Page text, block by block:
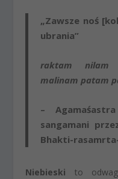
„Zawsze noś
ubrania”
raktam nilam
malinam patam
–
sangamani
Bhakti-
Niebieski to